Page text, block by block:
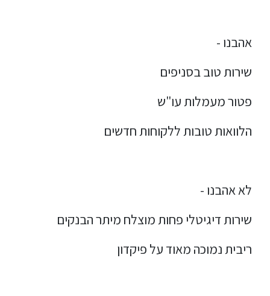
אהבנו -
שירות טוב בסניפים
פטור מעמלות עו"ש
הלוואות טובות ללקוחות חדשים
לא אהבנו -
שירות דיגיטלי פחות מוצלח מיתר הבנקים
ריבית נמוכה מאוד על פיקדון